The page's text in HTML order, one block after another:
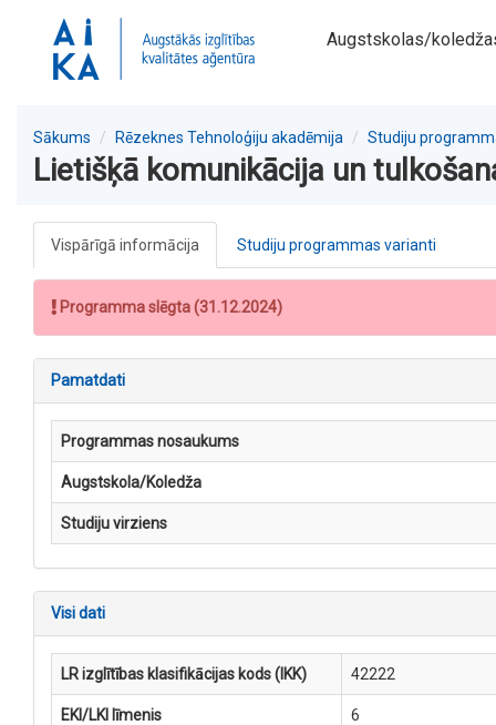
Augstskolas/
Sākums Rēzeknes Tehnoloģiju akadēmija Studiju
Lietišķā komunikācija un
Vispārīgā informācija Studiju programmas varianti
Programma slēgta (31.12.2024)
Pamatdati
Programmas nosaukums
Augstskola/Koledža
Studiju virziens
Visi dati
LR izglītības klasifikācijas kods (IKK) 42222
EKI/LKI līmenis 6